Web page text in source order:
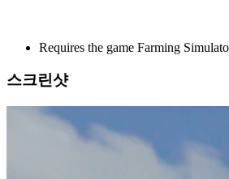
Requires the game Farming
스크린샷